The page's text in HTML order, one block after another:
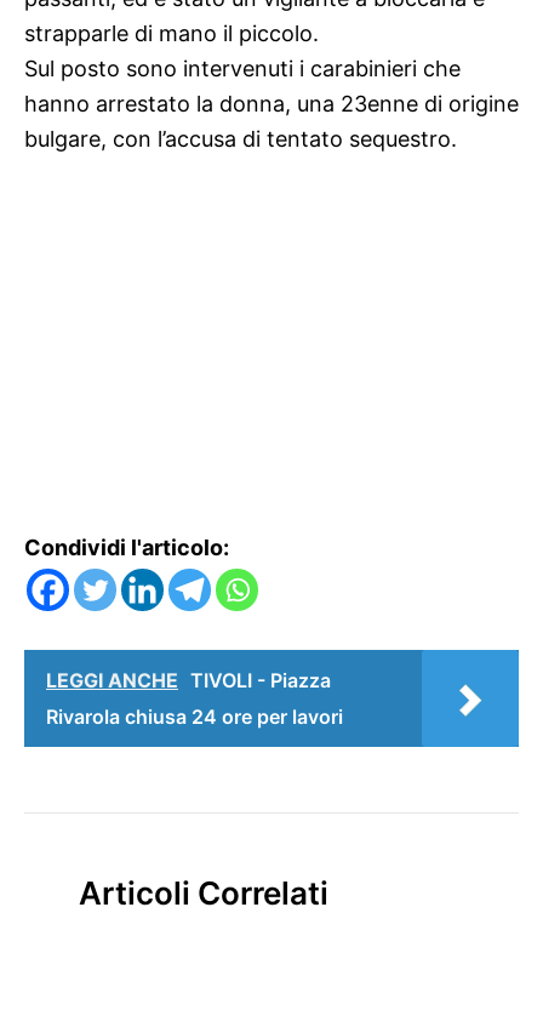
strapparle di mano il piccolo.
Sul posto sono intervenuti i carabinieri che
hanno arrestato la donna, una 23enne di origine
bulgare, con l’accusa di tentato sequestro.
Condividi l'articolo:
LEGGI ANCHE TIVOLI - Piazza
Rivarola chiusa 24 ore per lavori
Articoli Correlati